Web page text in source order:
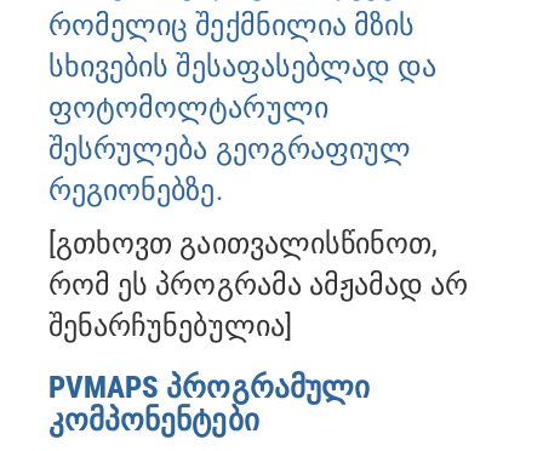
რომელიც შექმნილია მზის
სხივების შესაფასებლად და
ფოტომოლტარული
შესრულება გეოგრაფიულ
რეგიონებზე.
[გთხოვთ გაითვალისწინოთ,
რომ ეს პროგრამა ამჟამად არ
შენარჩუნებულია]
PVMAPS პროგრამული
კომპონენტები